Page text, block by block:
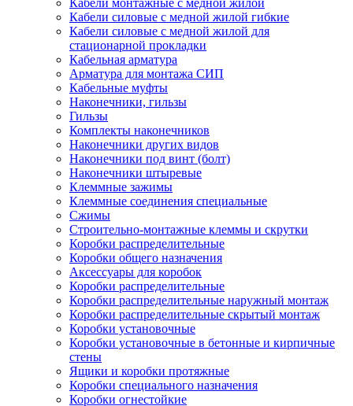
Кабели монтажные с медной жилой
Кабели силовые с медной жилой гибкие
Кабели силовые с медной жилой для
стационарной прокладки
Кабельная арматура
Арматура для монтажа СИП
Кабельные муфты
Наконечники, гильзы
Гильзы
Комплекты наконечников
Наконечники других видов
Наконечники под винт (болт)
Наконечники штыревые
Клеммные зажимы
Клеммные соединения специальные
Сжимы
Строительно-монтажные клеммы и скрутки
Коробки распределительные
Коробки общего назначения
Аксессуары для коробок
Коробки распределительные
Коробки распределительные наружный монтаж
Коробки распределительные скрытый монтаж
Коробки установочные
Коробки установочные в бетонные и кирпичные
стены
Ящики и коробки протяжные
Коробки специального назначения
Коробки огнестойкие